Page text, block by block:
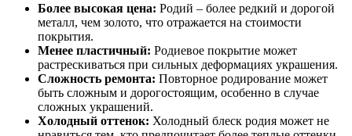
Более высокая цена: Родий – более редкий и дорогой
металл, чем золото, что отражается на стоимости
покрытия.
Менее пластичный: Родиевое покрытие может
растрескиваться при сильных деформациях украшения.
Сложность ремонта: Повторное родирование может
быть сложным и дорогостоящим, особенно в случае
сложных украшений.
Холодный оттенок: Холодный блеск родия может не